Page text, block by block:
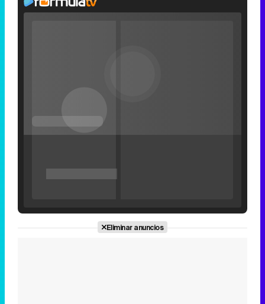
Unmute
Eliminar anuncios